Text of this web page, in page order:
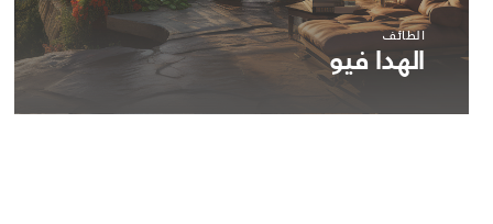
الطائف
الهدا فيو